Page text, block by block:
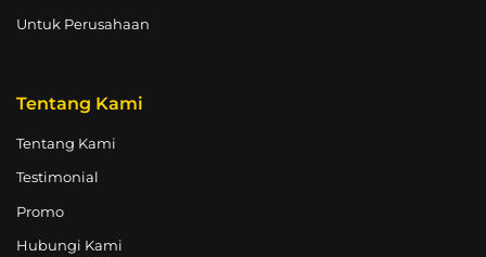
Untuk Perusahaan
Tentang Kami
Tentang Kami
Testimonial
Promo
Hubungi Kami